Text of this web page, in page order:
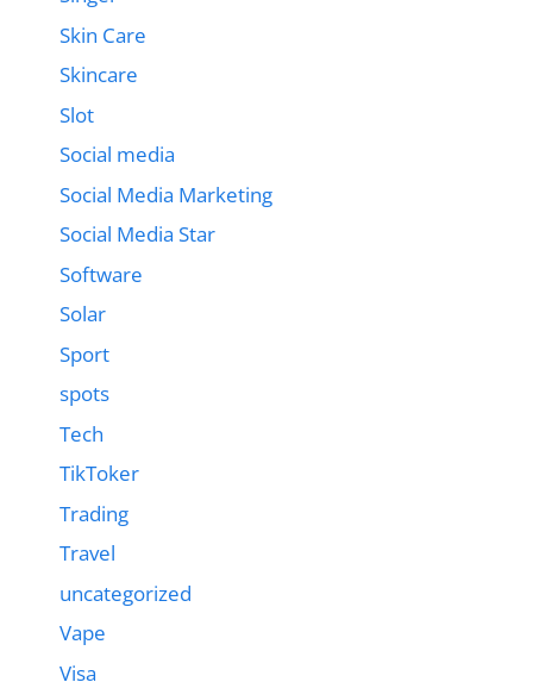
Skin Care
Skincare
Slot
Social media
Social Media Marketing
Social Media Star
Software
Solar
Sport
spots
Tech
TikToker
Trading
Travel
uncategorized
Vape
Visa